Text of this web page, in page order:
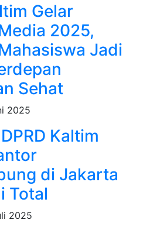
Gelar
2025,
Jadi
Sehat
2025
Kaltim
di Jakarta
Total
2025